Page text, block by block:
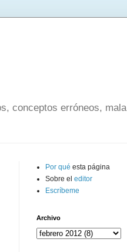
conceptos erróneos, mala
Por qué esta página
Sobre el editor
Escríbeme
Archivo